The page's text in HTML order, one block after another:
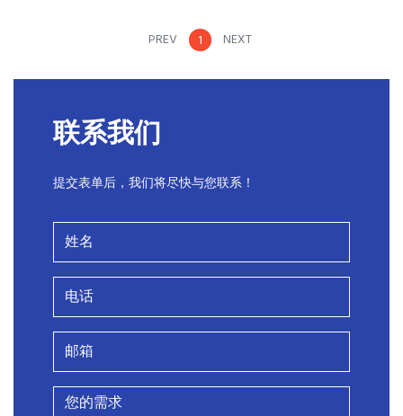
PREV 1 NEXT
联系我们
提交表单后，我们将尽快与您联系！